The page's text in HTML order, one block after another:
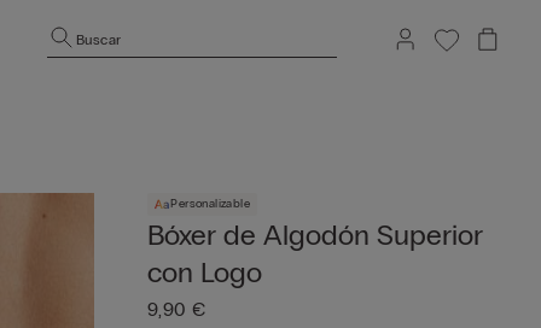
Buscar
Personalizable
Bóxer de Algodón Superior
con Logo
9,90 €